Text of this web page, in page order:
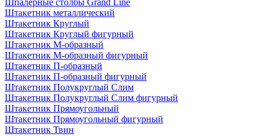
Шпалерные столбы Grand Line
Штакетник металлический
Штакетник Круглый
Штакетник Круглый фигурный
Штакетник М-образный
Штакетник М-образный фигурный
Штакетник П-образный
Штакетник П-образный фигурный
Штакетник Полукруглый Слим
Штакетник Полукруглый Слим фигурный
Штакетник Прямоугольный
Штакетник Прямоугольный фигурный
Штакетник Твин